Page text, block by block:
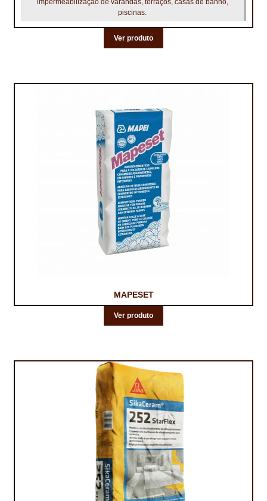
impermeabilização de varandas, terraços, casas de banho,
piscinas.
Ver produto
MAPESET
Ver produto